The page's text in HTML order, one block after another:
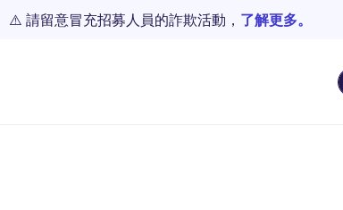
⚠️ 請留意冒充招募人員的詐欺活動， 了解更多。